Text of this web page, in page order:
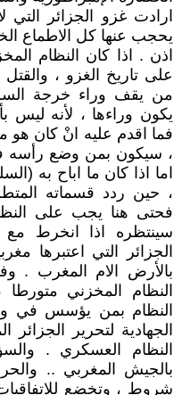
ارادت غزو الجزائر
يحجب عنها كل الاطماع
اذن . اذا كان النظام
على تاريخ الغزو ،
من يقف وراء خرجة
يكون وراءها ، لأنه ليس
فما اقدم عليه انْ كان هو
، سيكون بمن وضع رأسه
اما اذا كان ما اباح به
، حين ردد قسماته
فحتى هنا يجب على
سينتظره اذا انخرط
الجزائر التي اعتبرها
بالأرض الام المغرب .
النظام المخزني
النظام بمن يؤسس في
الجهادية لتحرير
النظام العسكري .
بالجيش المغربي ..
شروط ، وتخضع